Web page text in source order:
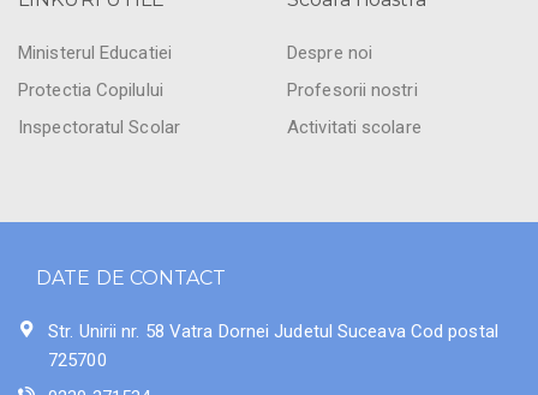
Ministerul Educatiei
Protectia Copilului
Inspectoratul Scolar
Despre noi
Profesorii nostri
Activitati scolare
DATE DE CONTACT
Str. Unirii nr. 58 Vatra Dornei Judetul Suceava Cod postal
725700